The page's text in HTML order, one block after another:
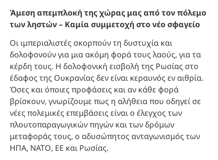
Άμεση απεμπλοκή της χώρας μας από τον πόλεμο
των ληστών – Καμία συμμετοχή στο νέο σφαγείο
Οι ιμπεριαλιστές σκορπούν τη δυστυχία και
δολοφονούν για μια ακόμη φορά τους λαούς, για τα
κέρδη τους. Η δολοφονική εισβολή της Ρωσίας στο
έδαφος της Ουκρανίας δεν είναι κεραυνός εν αιθρία.
Όσες και όποιες προφάσεις και αν κάθε φορά
βρίσκουν, γνωρίζουμε πως η αλήθεια που οδηγεί σε
νέες πολεμικές επεμβάσεις είναι ο έλεγχος των
πλουτοπαραγωγικών πηγών και των δρόμων
μεταφοράς τους, ο αδυσώπητος ανταγωνισμός των
ΗΠΑ, ΝΑΤΟ, ΕΕ και Ρωσίας.